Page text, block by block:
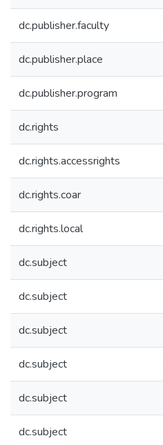
dc.publisher.faculty
dc.publisher.place
dc.publisher.program
dc.rights
dc.rights.accessrights
dc.rights.coar
dc.rights.local
dc.subject
dc.subject
dc.subject
dc.subject
dc.subject
dc.subject